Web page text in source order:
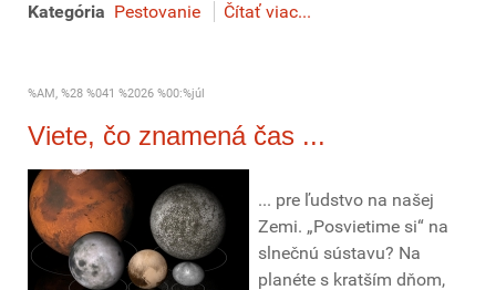
Kategória Pestovanie Čítať viac...
%AM, %28 %041 %2026 %00:%júl
Viete, čo znamená čas ...
... pre ľudstvo na našej
Zemi. „Posvietime si“ na
slnečnú sústavu? Na
planéte s kratším dňom,